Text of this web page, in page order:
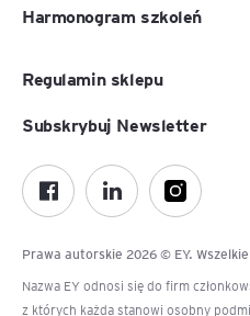
Harmonogram szkoleń
Regulamin sklepu
Prawa autorskie 2026 © EY.
Nazwa EY odnosi się do firm
z których każda stanowi osobny
Subskrybuj Newsletter